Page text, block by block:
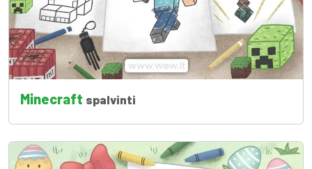
Minecraft spalvinti